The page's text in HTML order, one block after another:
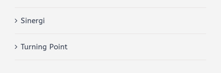
Sinergi
Turning Point